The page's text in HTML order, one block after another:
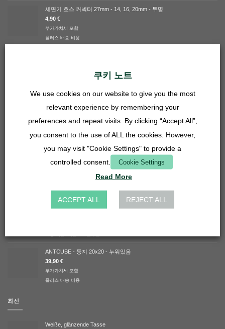
세면기 호스 커넥터 27mm - 14, 16, 20mm - 투명
4,90 €
부가가치세 포함
플러스 배송 비용
5 중에서
5.00로 평
Verified overall ratings
149,90€
하이브리드 커버 60x30
ANTCUBE - 둥지 20x20 - 누워있음
39,90 €
부가가치세 포함
플러스 배송 비용
최신
Weiße, glänzende Tasse
쿠키 노트
We use cookies on our website to give you the most
relevant experience by remembering your
preferences and repeat visits. By clicking “Accept All”,
you consent to the use of ALL the cookies. However,
you may visit "Cookie Settings" to provide a
controlled consent.
Cookie Settings
Read More
ACCEPT ALL REJECT ALL